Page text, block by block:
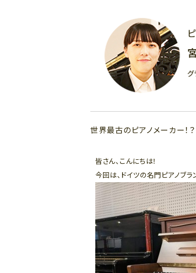
世界最古のピアノメーカー！？
皆さん、こんにちは！
今回は、ドイツの名門ピアノブラ